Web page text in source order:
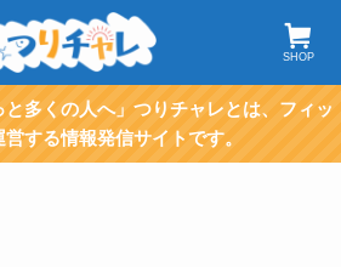
SHOP
と多くの人へ」つりチャレとは、フィッ
する情報発信サイトです。